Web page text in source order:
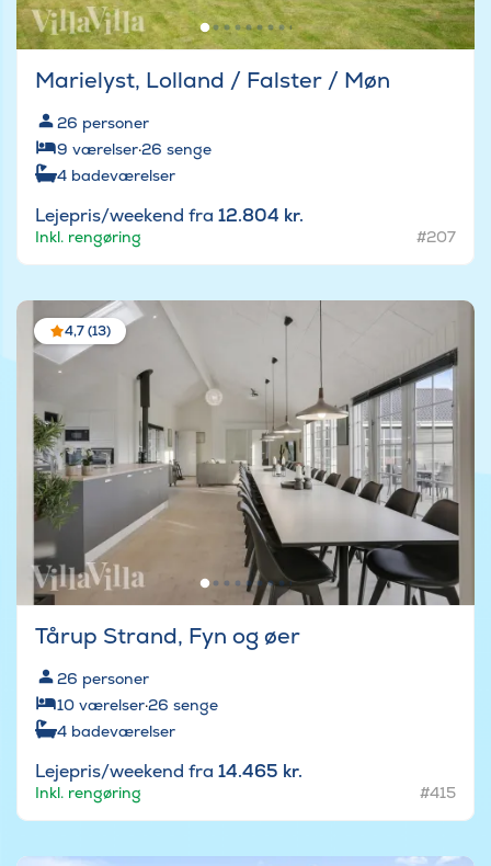
Marielyst, Lolland / Falster / Møn
26 personer
9 værelser·26 senge
4 badeværelser
Lejepris/weekend fra 12.804 kr.
Inkl. rengøring #207
4,7 (13)
Tårup Strand, Fyn og øer
26 personer
10 værelser·26 senge
4 badeværelser
Lejepris/weekend fra 14.465 kr.
Inkl. rengøring #415